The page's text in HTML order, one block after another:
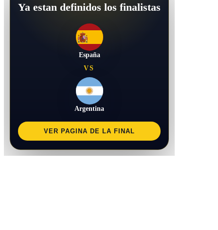
Ya estan definidos los finalistas
España
VS
Argentina
VER PAGINA DE LA FINAL